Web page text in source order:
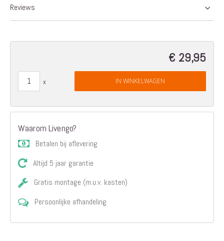
Reviews
€ 29,95
IN WINKELWAGEN
Waarom Livengo?
Betalen bij aflevering
Altijd 5 jaar garantie
Gratis montage (m.u.v. kasten)
Persoonlijke afhandeling